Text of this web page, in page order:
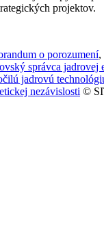
projektov.
o porozumení,
správca jadrovej
jadrovú
nezávislosti ©